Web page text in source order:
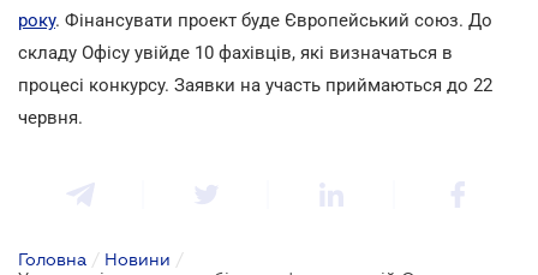
року. Фінансувати проект буде Європейський союз. До
складу Офісу увійде 10 фахівців, які визначаться в
процесі конкурсу. Заявки на участь приймаються до 22
червня.
Головна / Новини /